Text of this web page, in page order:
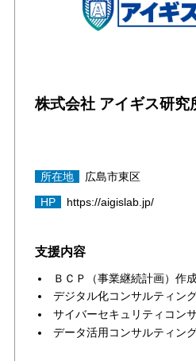
株式会社 アイギス研究
所在地
広島市東区
HP
https://aigislab.jp/
支援内容
ＢＣＰ（事業継続計画）作
デジタル化コンサルティン
サイバーセキュリティコン
データ活用コンサルティン